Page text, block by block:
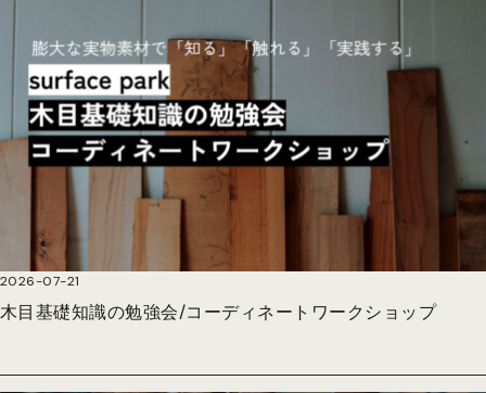
2026-07-21
木目基礎知識の勉強会/コーディネートワークショップ